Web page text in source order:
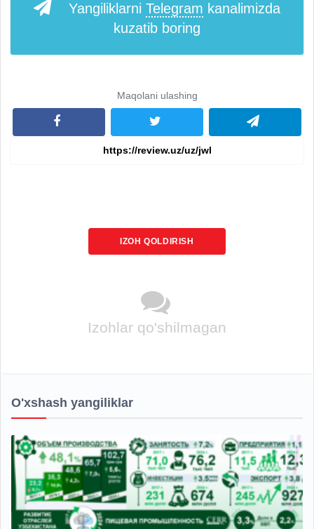
Yangiliklarni Telegram kanalimizda
kuzatib boring
Maqolani ulashing
IZOH QOLDIRISH
Izohlar qo'shilmagan
O'xshash yangiliklar